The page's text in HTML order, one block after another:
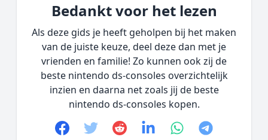
Bedankt voor het lezen
Als deze gids je heeft geholpen bij het maken
van de juiste keuze, deel deze dan met je
vrienden en familie! Zo kunnen ook zij de
beste nintendo ds-consoles overzichtelijk
inzien en daarna net zoals jij de beste
nintendo ds-consoles kopen.
Facebook
TwitterRedditlinkedinwhatsapp
telegram